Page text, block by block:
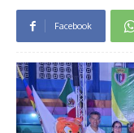
Facebook